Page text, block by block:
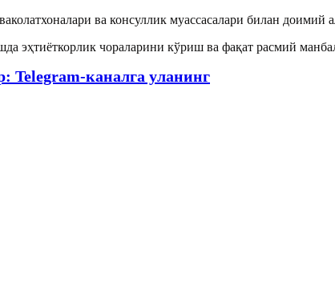
ва консуллик муассасалари билан доимий
эҳтиёткорлик чораларини кўриш ва фақат расмий
Telegram-каналга уланинг